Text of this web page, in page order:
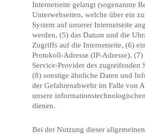
Internetseite gelangt (sogenannte
Unterwebseiten, welche über ein
System auf unserer Internetseite
werden, (5) das Datum und die
Zugriffs auf die Internetseite, (6)
Protokoll-Adresse (IP-Adresse),
Service-Provider des zugreifenden
(8) sonstige ähnliche Daten und
der Gefahrenabwehr im Falle von
unsere
dienen.
Bei der Nutzung dieser